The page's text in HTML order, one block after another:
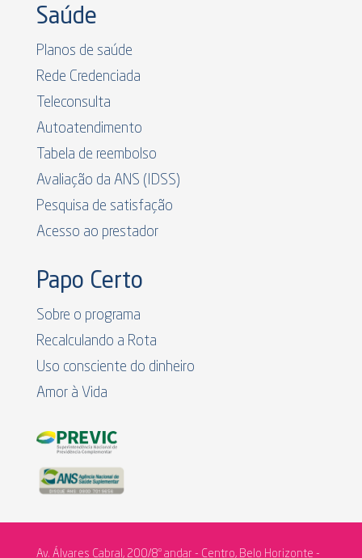
Saúde
Planos de saúde
Rede Credenciada
Teleconsulta
Autoatendimento
Tabela de reembolso
Avaliação da ANS (IDSS)
Pesquisa de satisfação
Acesso ao prestador
Papo Certo
Sobre o programa
Recalculando a Rota
Uso consciente do dinheiro
Amor à Vida
Av. Álvares Cabral, 200/8º andar - Centro, Belo Horizonte -